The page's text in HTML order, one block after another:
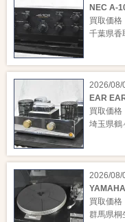
NEC A-
買取価格
千葉県香
2026/08/
EAR
買取価
埼玉県鶴
2026/08/
買取価格
群馬県桐